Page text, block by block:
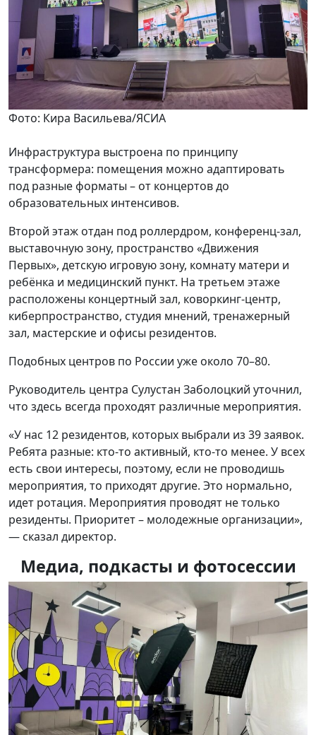
Фото: Кира Васильева/ЯСИА
Инфраструктура выстроена по принципу
трансформера: помещения можно адаптировать
под разные форматы – от концертов до
образовательных интенсивов.
Второй этаж отдан под роллердром, конференц-зал,
выставочную зону, пространство «Движения
Первых», детскую игровую зону, комнату матери и
ребёнка и медицинский пункт. На третьем этаже
расположены концертный зал, коворкинг-центр,
киберпространство, студия мнений, тренажерный
зал, мастерские и офисы резидентов.
Подобных центров по России уже около 70–80.
Руководитель центра Сулустан Заболоцкий уточнил,
что здесь всегда проходят различные мероприятия.
«У нас 12 резидентов, которых выбрали из 39 заявок.
Ребята разные: кто-то активный, кто-то менее. У всех
есть свои интересы, поэтому, если не проводишь
мероприятия, то приходят другие. Это нормально,
идет ротация. Мероприятия проводят не только
резиденты. Приоритет – молодежные организации»,
— сказал директор.
Медиа, подкасты и фотосессии